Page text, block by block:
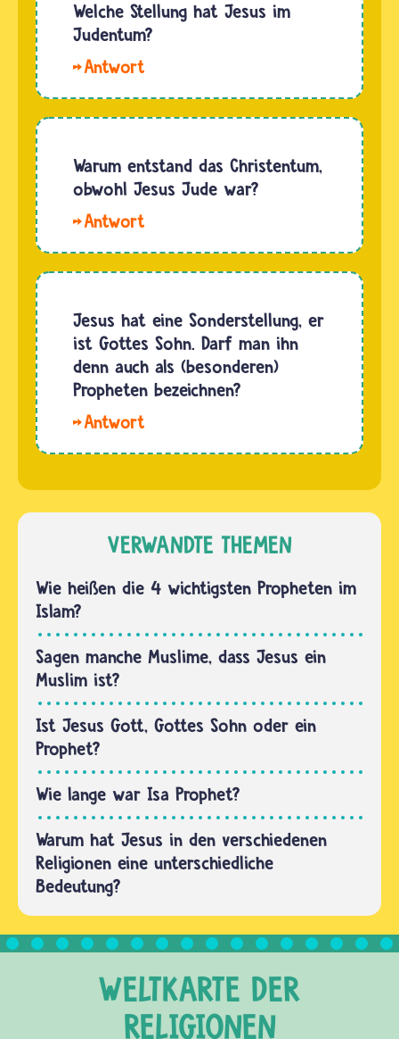
Buddha
haben
dass sie
für viele
Menschen
wichtige
religiöse
Lehrer
Beide…
Welche Stellung hat Jesus im
Judentum?
hat im
keine
Stellung
Bedeutung.
Dies ist
ein
Unterschied
zum
Christentum.
Der…
Warum entstand das Christentum,
obwohl Jesus Jude war?
Momo
Das
Christentum
entstand,
weil
Jesus
den
Menschen
Jesus hat eine Sonderstellung, er
ist Gottes Sohn. Darf man ihn
denn auch als (besonderen)
Propheten bezeichnen?
Christinnen
und Christen
Prophet,
auch kein
„besonderer“.
Jesus
hat zwar
auch…
VERWANDTE THEMEN
Wie heißen die 4 wichtigsten Propheten im
Islam?
Sagen manche Muslime, dass Jesus ein
Muslim ist?
Ist Jesus Gott, Gottes Sohn oder ein
Prophet?
Wie lange war Isa Prophet?
Warum hat Jesus in den verschiedenen
Religionen eine unterschiedliche
Bedeutung?